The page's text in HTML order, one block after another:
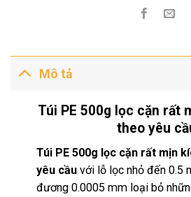
Mô tả
Túi PE 500g lọc cặn rất
theo yêu
Túi PE 500g lọc cặn rất mịn
yêu cầuvới lỗ lọc nhỏ đến 0.5
đương 0.0005 mm loại bỏ